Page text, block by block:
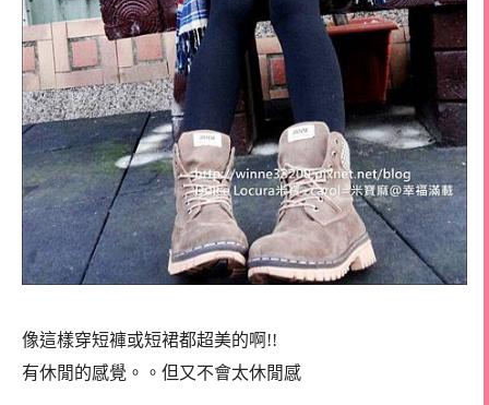
像這樣穿短褲或短裙都超美的啊!!
有休閒的感覺。。但又不會太休閒感